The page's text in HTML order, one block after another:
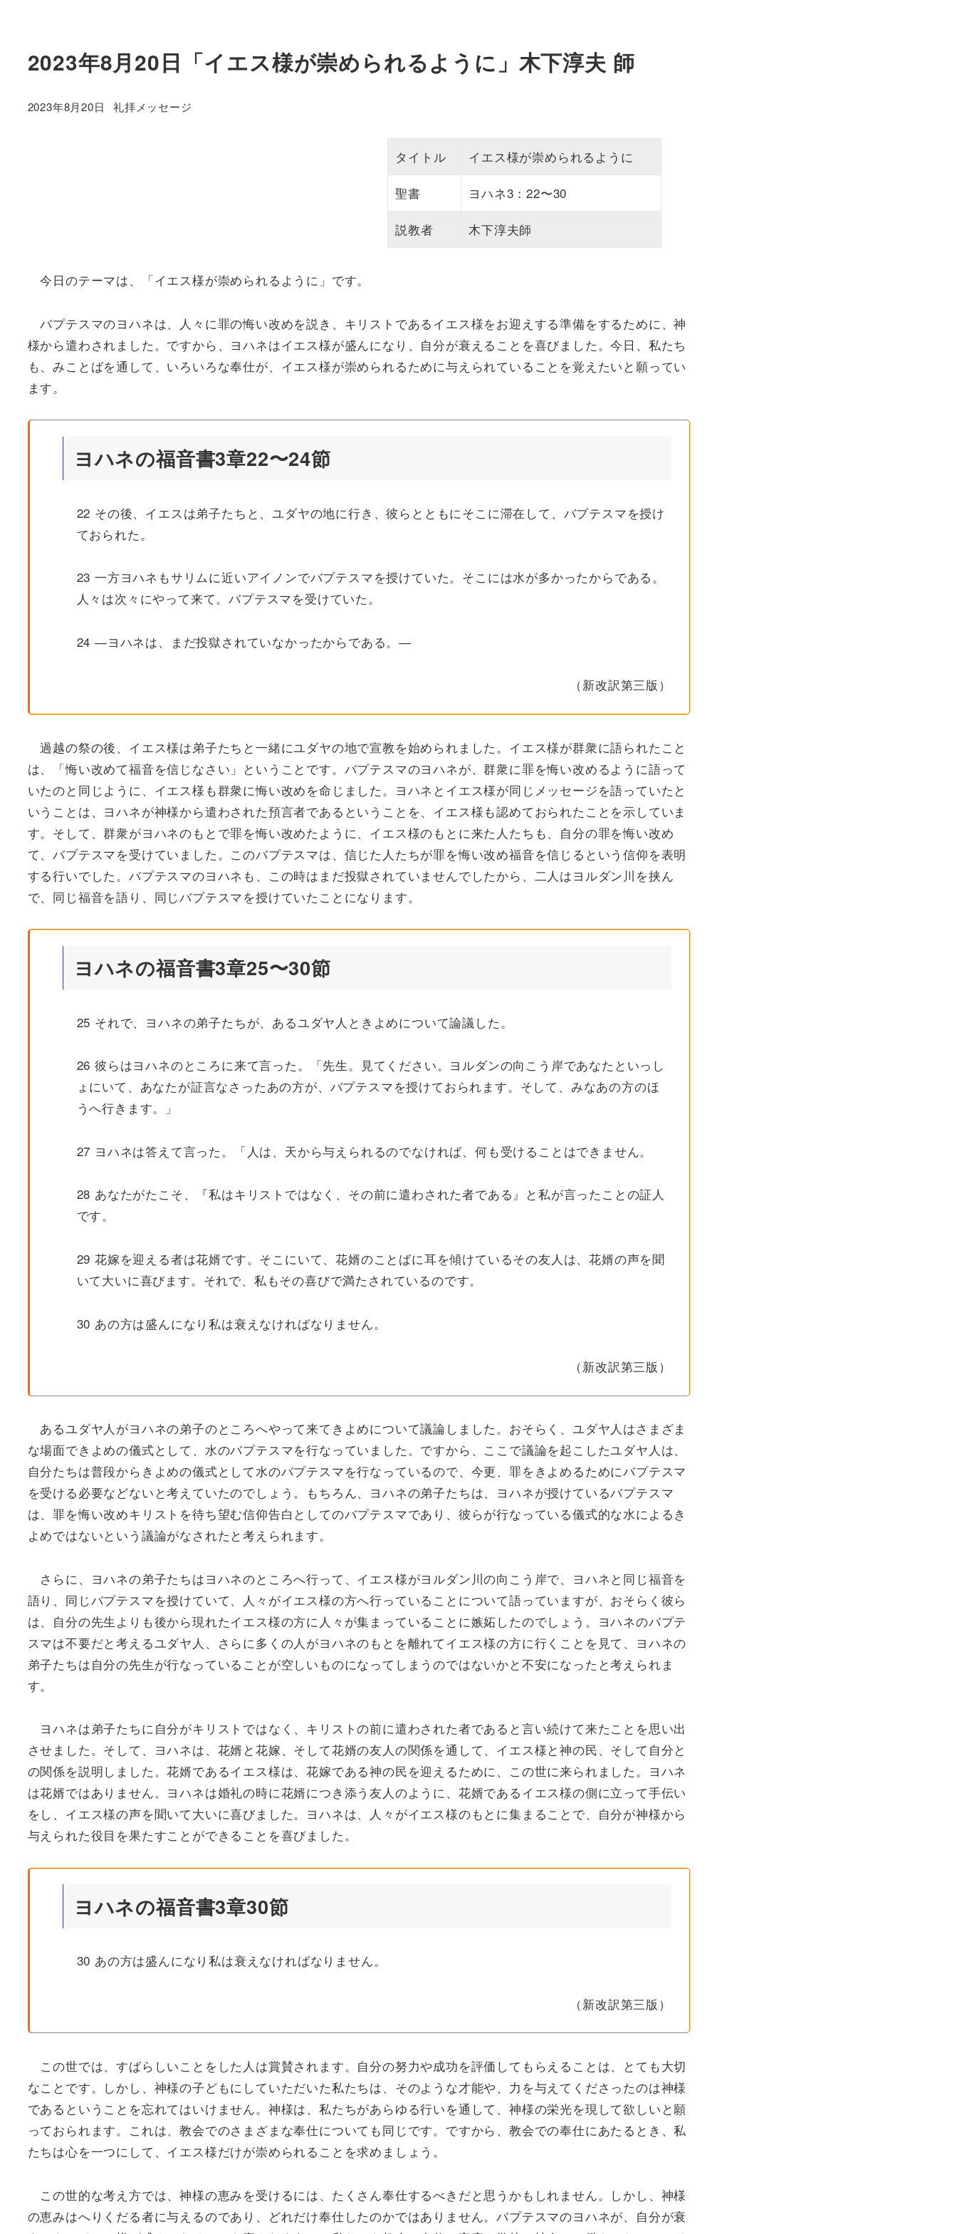
2023年8月20日「イエス様が崇められるように」木下淳夫 師
投稿日
2023年8月20日 カテゴリー
礼拝メッセージ
タイトル イエス様が崇められるように
聖書 ヨハネ3：22〜30
説教者 木下淳夫師
今日のテーマは、「イエス様が崇められるように」です。
バプテスマのヨハネは、人々に罪の悔い改めを説き、キリストであるイエス様をお迎えする準備をするために、神
様から遣わされました。ですから、ヨハネはイエス様が盛んになり、自分が衰えることを喜びました。今日、私たち
も、みことばを通して、いろいろな奉仕が、イエス様が崇められるために与えられていることを覚えたいと願ってい
ます。
ヨハネの福音書3章22〜24節
22 その後、イエスは弟子たちと、ユダヤの地に行き、彼らとともにそこに滞在して、バプテスマを授け
ておられた。
23 一方ヨハネもサリムに近いアイノンでバプテスマを授けていた。そこには水が多かったからである。
人々は次々にやって来て。バプテスマを受けていた。
24 ―ヨハネは、まだ投獄されていなかったからである。―
（新改訳第三版）
過越の祭の後、イエス様は弟子たちと一緒にユダヤの地で宣教を始められました。イエス様が群衆に語られたこと
は、「悔い改めて福音を信じなさい」ということです。バプテスマのヨハネが、群衆に罪を悔い改めるように語って
いたのと同じように、イエス様も群衆に悔い改めを命じました。ヨハネとイエス様が同じメッセージを語っていたと
いうことは、ヨハネが神様から遣わされた預言者であるということを、イエス様も認めておられたことを示していま
す。そして、群衆がヨハネのもとで罪を悔い改めたように、イエス様のもとに来た人たちも、自分の罪を悔い改め
て、バプテスマを受けていました。このバプテスマは、信じた人たちが罪を悔い改め福音を信じるという信仰を表明
する行いでした。バプテスマのヨハネも、この時はまだ投獄されていませんでしたから、二人はヨルダン川を挟ん
で、同じ福音を語り、同じバプテスマを授けていたことになります。
ヨハネの福音書3章25〜30節
25 それで、ヨハネの弟子たちが、あるユダヤ人ときよめについて論議した。
26 彼らはヨハネのところに来て言った。「先生。見てください。ヨルダンの向こう岸であなたといっし
ょにいて、あなたが証言なさったあの方が、バプテスマを授けておられます。そして、みなあの方のほ
うへ行きます。」
27 ヨハネは答えて言った。「人は、天から与えられるのでなければ、何も受けることはできません。
28 あなたがたこそ、『私はキリストではなく、その前に遣わされた者である』と私が言ったことの証人
です。
29 花嫁を迎える者は花婿です。そこにいて、花婿のことばに耳を傾けているその友人は、花婿の声を聞
いて大いに喜びます。それで、私もその喜びで満たされているのです。
30 あの方は盛んになり私は衰えなければなりません。
（新改訳第三版）
あるユダヤ人がヨハネの弟子のところへやって来てきよめについて議論しました。おそらく、ユダヤ人はさまざま
な場面できよめの儀式として、水のバプテスマを行なっていました。ですから、ここで議論を起こしたユダヤ人は、
自分たちは普段からきよめの儀式として水のバプテスマを行なっているので、今更、罪をきよめるためにバプテスマ
を受ける必要などないと考えていたのでしょう。もちろん、ヨハネの弟子たちは、ヨハネが授けているバプテスマ
は、罪を悔い改めキリストを待ち望む信仰告白としてのバプテスマであり、彼らが行なっている儀式的な水によるき
よめではないという議論がなされたと考えられます。
さらに、ヨハネの弟子たちはヨハネのところへ行って、イエス様がヨルダン川の向こう岸で、ヨハネと同じ福音を
語り、同じバプテスマを授けていて、人々がイエス様の方へ行っていることについて語っていますが、おそらく彼ら
は、自分の先生よりも後から現れたイエス様の方に人々が集まっていることに嫉妬したのでしょう。ヨハネのバプテ
スマは不要だと考えるユダヤ人、さらに多くの人がヨハネのもとを離れてイエス様の方に行くことを見て、ヨハネの
弟子たちは自分の先生が行なっていることが空しいものになってしまうのではないかと不安になったと考えられま
す。
ヨハネは弟子たちに自分がキリストではなく、キリストの前に遣わされた者であると言い続けて来たことを思い出
させました。そして、ヨハネは、花婿と花嫁、そして花婿の友人の関係を通して、イエス様と神の民、そして自分と
の関係を説明しました。花婿であるイエス様は、花嫁である神の民を迎えるために、この世に来られました。ヨハネ
は花婿ではありません。ヨハネは婚礼の時に花婿につき添う友人のように、花婿であるイエス様の側に立って手伝い
をし、イエス様の声を聞いて大いに喜びました。ヨハネは、人々がイエス様のもとに集まることで、自分が神様から
与えられた役目を果たすことができることを喜びました。
ヨハネの福音書3章30節
30 あの方は盛んになり私は衰えなければなりません。
（新改訳第三版）
この世では、すばらしいことをした人は賞賛されます。自分の努力や成功を評価してもらえることは、とても大切
なことです。しかし、神様の子どもにしていただいた私たちは、そのような才能や、力を与えてくださったのは神様
であるということを忘れてはいけません。神様は、私たちがあらゆる行いを通して、神様の栄光を現して欲しいと願
っておられます。これは、教会でのさまざまな奉仕についても同じです。ですから、教会での奉仕にあたるとき、私
たちは心を一つにして、イエス様だけが崇められることを求めましょう。
この世的な考え方では、神様の恵みを受けるには、たくさん奉仕するべきだと思うかもしれません。しかし、神様
の恵みはへりくだる者に与えるのであり、どれだけ奉仕したのかではありません。バプテスマのヨハネが、自分が衰